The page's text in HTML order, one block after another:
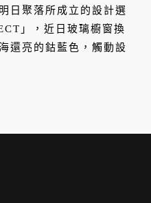
日聚落所成立的設計選
」，近日玻璃櫥窗換
還亮的鈷藍色，觸動設